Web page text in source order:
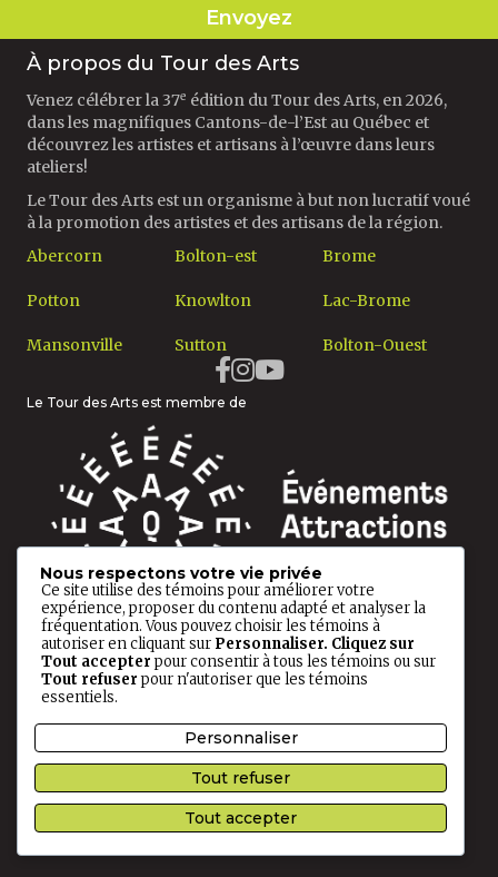
Envoyez
À propos du Tour des Arts
Venez célébrer la 37e édition du Tour des Arts, en 2026,
dans les magnifiques Cantons-de-l’Est au Québec et
découvrez les artistes et artisans à l’œuvre dans leurs
ateliers!
Le Tour des Arts est un organisme à but non lucratif voué
à la promotion des artistes et des artisans de la région.
Abercorn
Potton
Mansonville
Bolton-est
Knowlton
Sutton
Brome
Lac-Brome
Bolton-Ouest
Le Tour des Arts est membre de
Politique de confidentialité
Ce site est protégé par reCAPTCHA, et les
confidentialitéainsi que lesConditions d'utilisationde
Nous respectons votre vie privée
Ce site utilise des témoins pour améliorer votre
expérience, proposer du contenu adapté et analyser la
fréquentation. Vous pouvez choisir les témoins à
autoriser en cliquant sur Personnaliser. Cliquez sur
Tout accepterpour consentir à tous les témoins ou sur
Tout refuserpour n'autoriser que les témoins
essentiels.
Personnaliser
Tout refuser
Tout accepter